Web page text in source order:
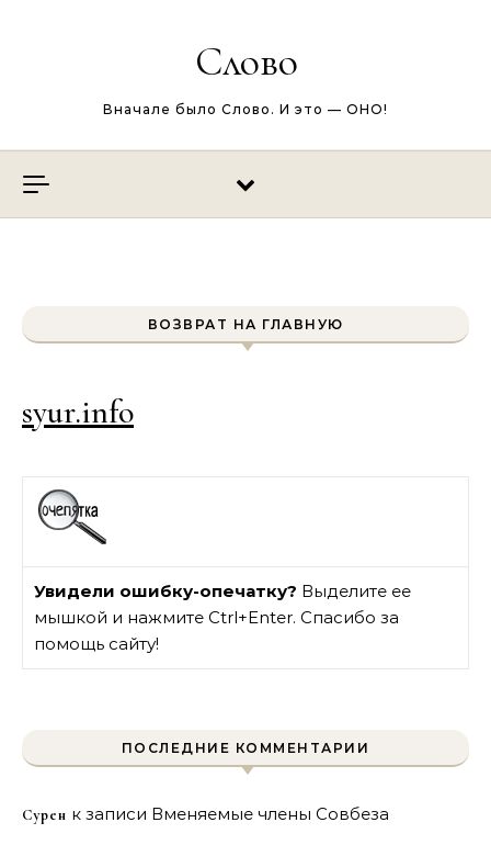
Слово
Вначале было Слово. И это — ОНО!
ВОЗВРАТ НА ГЛАВНУЮ
syur.info
Увидели ошибку-опечатку? Выделите ее
мышкой и нажмите Ctrl+Enter. Спасибо за
помощь сайту!
ПОСЛЕДНИЕ КОММЕНТАРИИ
Сурен к записи Вменяемые члены Совбеза